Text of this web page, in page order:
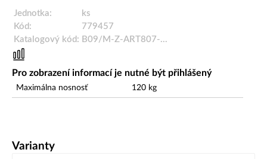
Jednotka:
ks
Kód:
779457
Katalogový kód: B09/M-Z-ART807-...
Pro zobrazení informací je nutné být přihlášený
Maximálna nosnosť 120 kg
Varianty